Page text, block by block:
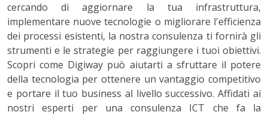
cercando di aggiornare la tua infrastruttura,
implementare nuove tecnologie o migliorare l'efficienza
dei processi esistenti, la nostra consulenza ti fornirà gli
strumenti e le strategie per raggiungere i tuoi obiettivi.
Scopri come Digiway può aiutarti a sfruttare il potere
della tecnologia per ottenere un vantaggio competitivo
e portare il tuo business al livello successivo. Affidati ai
nostri esperti per una consulenza ICT che fa la